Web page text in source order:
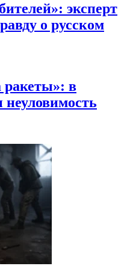
эксперт
о русском
в